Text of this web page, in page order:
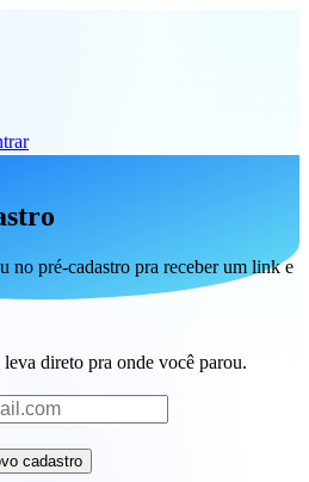
no pré-cadastro pra receber um link e
direto pra onde você parou.
cadastro